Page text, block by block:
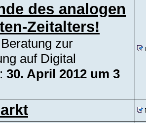
des analogen
Zeitalters!
zur
auf Digital
30. April 2012 um 3